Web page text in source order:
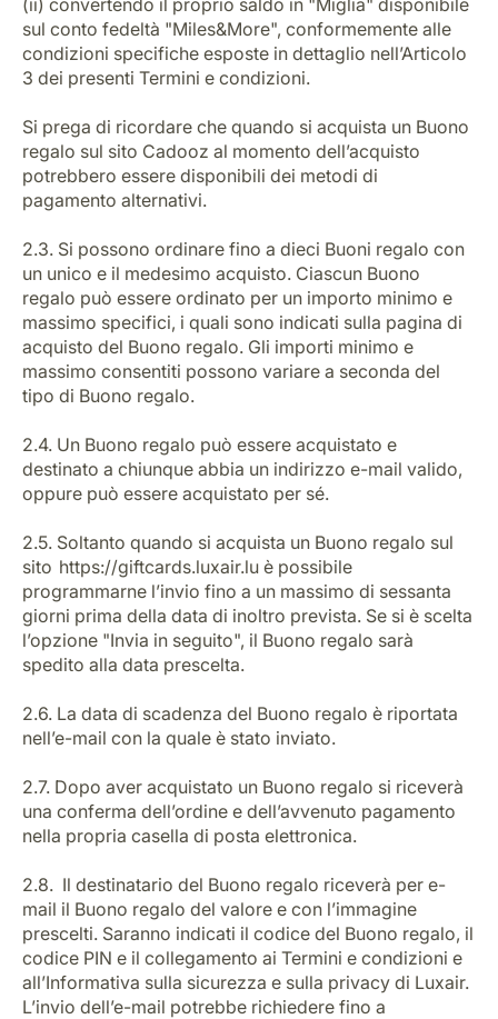
(ii) convertendo il proprio saldo in "Miglia" disponibile
sul conto fedeltà "Miles&More", conformemente alle
condizioni specifiche esposte in dettaglio nell’Articolo
3 dei presenti Termini e condizioni.
Si prega di ricordare che quando si acquista un Buono
regalo sul sito Cadooz al momento dell’acquisto
potrebbero essere disponibili dei metodi di
pagamento alternativi.
2.3. Si possono ordinare fino a dieci Buoni regalo con
un unico e il medesimo acquisto. Ciascun Buono
regalo può essere ordinato per un importo minimo e
massimo specifici, i quali sono indicati sulla pagina di
acquisto del Buono regalo. Gli importi minimo e
massimo consentiti possono variare a seconda del
tipo di Buono regalo.
2.4. Un Buono regalo può essere acquistato e
destinato a chiunque abbia un indirizzo e-mail valido,
oppure può essere acquistato per sé.
2.5. Soltanto quando si acquista un Buono regalo sul
sito https://giftcards.luxair.lu è possibile
programmarne l’invio fino a un massimo di sessanta
giorni prima della data di inoltro prevista. Se si è scelta
l’opzione "Invia in seguito", il Buono regalo sarà
spedito alla data prescelta.
2.6. La data di scadenza del Buono regalo è riportata
nell’e-mail con la quale è stato inviato.
2.7. Dopo aver acquistato un Buono regalo si riceverà
una conferma dell’ordine e dell’avvenuto pagamento
nella propria casella di posta elettronica.
2.8. Il destinatario del Buono regalo riceverà per e-
mail il Buono regalo del valore e con l’immagine
prescelti. Saranno indicati il codice del Buono regalo, il
codice PIN e il collegamento ai Termini e condizioni e
all’Informativa sulla sicurezza e sulla privacy di Luxair.
L’invio dell’e-mail potrebbe richiedere fino a